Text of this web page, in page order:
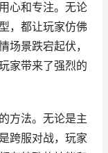
心和专注。无论
，都让玩家仿佛
场景跌宕起伏，
家带来了强烈的
方法。无论是主
跨服对战，玩家